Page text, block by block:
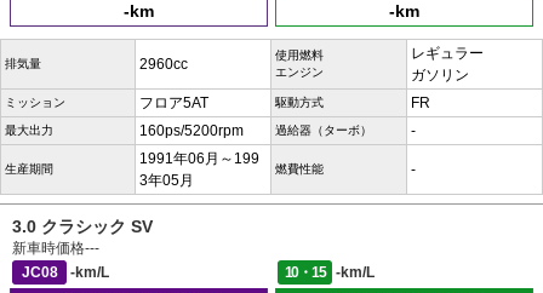
-km -km
排気量 2960cc
使用燃料
エンジン
レギュラー
ガソリン
ミッション フロア5AT 駆動方式 FR
最大出力 160ps/5200rpm 過給器（ターボ） -
生産期間
1991年06月～199
3年05月
燃費性能 -
3.0 クラシック SV
新車時価格---
JC08
-km/L 10・15
-km/L